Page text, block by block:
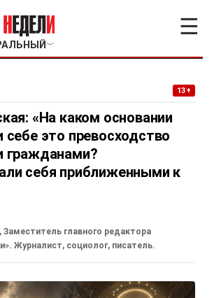
﹀
☰
13+
«На каком основании
себе это превосходство
гражданами?
себя приближенными к
, Заместитель главного редактора
Журналист, социолог, писатель.